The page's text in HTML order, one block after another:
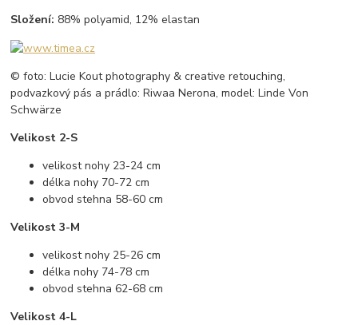
Složení: 88% polyamid, 12% elastan
© foto: Lucie Kout photography & creative retouching,
podvazkový pás a prádlo: Riwaa Nerona, model: Linde Von
Schwärze
Velikost 2-S
velikost nohy 23-24 cm
délka nohy 70-72 cm
obvod stehna 58-60 cm
Velikost 3-M
velikost nohy 25-26 cm
délka nohy 74-78 cm
obvod stehna 62-68 cm
Velikost 4-L